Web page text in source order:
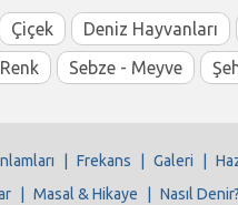
Çiçek Deniz Hayvanları
Renk Sebze - Meyve
Frekans Galeri
Masal & Hikaye Nasıl Denir?